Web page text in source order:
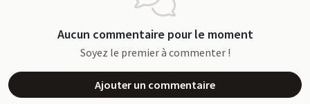
Aucun commentaire pour le moment
Soyez le premier à commenter !
Ajouter un commentaire